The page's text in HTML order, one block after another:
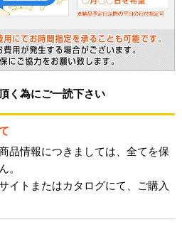
く為にご一読下さい
品情報につきましては、全てを保
。
イトまたはカタログにて、ご購入